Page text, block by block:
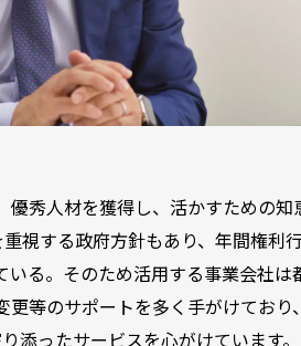
秀人材を獲得し、活かすための
視する政府方針もあり、年間権利
る。そのため活用する事業会社は
等のサポートを多く手がけており
添ったサービスを心がけています。